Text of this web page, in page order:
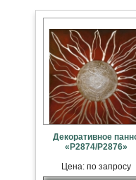
Декоративное
«P2874/P2876»
Цена: по запросу